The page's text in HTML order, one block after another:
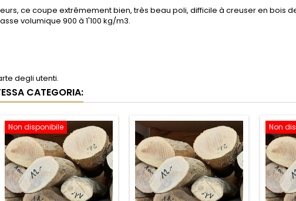
ce coupe extrêmement bien, très beau poli, difficile à creuser en bois
volumique 900 à 1'100 kg/m3.
degli utenti.
CATEGORIA:
Non disponibile Non